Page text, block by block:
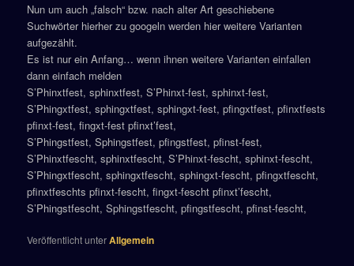
Nun um auch „falsch“ bzw. nach alter Art geschiebene
Suchwörter hierher zu googeln werden hier weitere Varianten
aufgezählt.
Es ist nur ein Anfang… wenn ihnen weitere Varianten einfallen
dann einfach melden
S’Phinxtfest, sphinxtfest, S’Phinxt-fest, sphinxt-fest,
S’Phingxtfest, sphingxtfest, sphingxt-fest, pfingxtfest, pfinxtfests
pfinxt-fest, fingxt-fest pfinxt’fest,
S’Phingstfest, Sphingstfest, pfingstfest, pfinst-fest,
S’Phinxtfescht, sphinxtfescht, S’Phinxt-fescht, sphinxt-fescht,
S’Phingxtfescht, sphingxtfescht, sphingxt-fescht, pfingxtfescht,
pfinxtfeschts pfinxt-fescht, fingxt-fescht pfinxt’fescht,
S’Phingstfescht, Sphingstfescht, pfingstfescht, pfinst-fescht,
Veröffentlicht unterAllgemein